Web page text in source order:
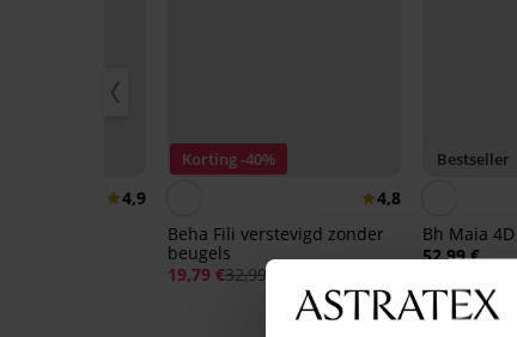
4,9
Korting -40%
4,8
Beha Fili verstevigd zonder
beugels
19,79 €32,99 €
Bestseller
Bh Maia
52,99 €